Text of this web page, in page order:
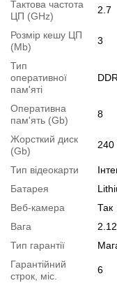
Перейти в початок
Написати на Email
Тактова частота
ЦП (GHz)
2.7
Розмір кешу ЦП
(Mb)
3
Тип
оперативної
пам'яті
Оперативна
пам'ять (Gb)
8
Жорсткий диск
(Gb)
240
Тип відеокарти
Батарея
Веб-камера
Так
Вага
Тип гарантії
Гарантійний
строк, міс.
6